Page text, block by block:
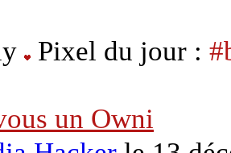
Pixel du jour :
un Owni